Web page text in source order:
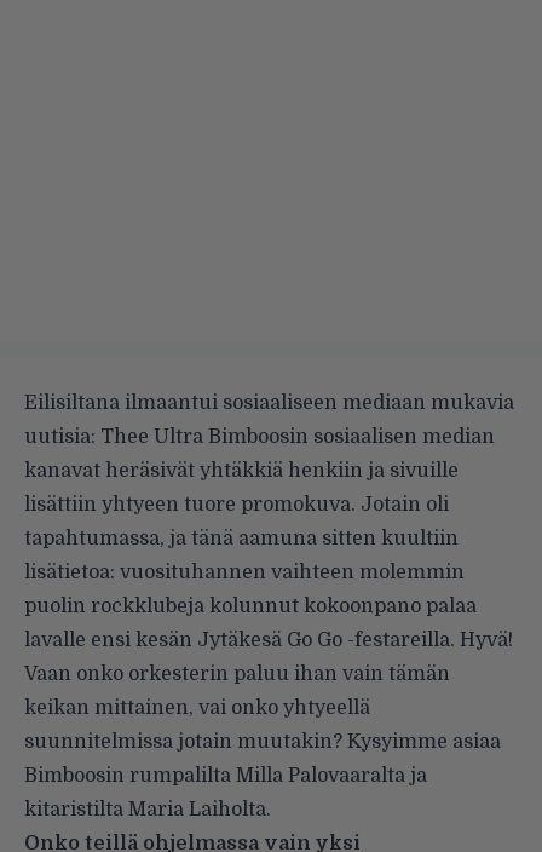
Eilisiltana ilmaantui sosiaaliseen mediaan mukavia
uutisia: Thee Ultra Bimboosin sosiaalisen median
kanavat heräsivät yhtäkkiä henkiin ja sivuille
lisättiin yhtyeen tuore promokuva. Jotain oli
tapahtumassa, ja tänä aamuna sitten kuultiin
lisätietoa: vuosituhannen vaihteen molemmin
puolin rockklubeja kolunnut kokoonpano palaa
lavalle ensi kesän Jytäkesä Go Go -festareilla. Hyvä!
Vaan onko orkesterin paluu ihan vain tämän
keikan mittainen, vai onko yhtyeellä
suunnitelmissa jotain muutakin? Kysyimme asiaa
Bimboosin rumpalilta Milla Palovaaralta ja
kitaristilta Maria Laiholta.
Onko teillä ohjelmassa vain yksi